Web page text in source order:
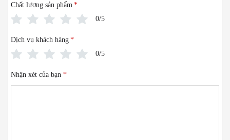
Chất lượng sản phẩm *
0/5
Dịch vụ khách hàng *
0/5
Nhận xét của bạn *